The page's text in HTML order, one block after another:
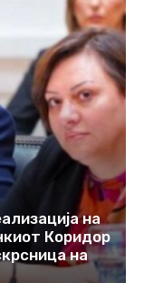
на
Коридор
на